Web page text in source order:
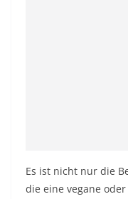
Es ist nicht nur die
die eine vegane